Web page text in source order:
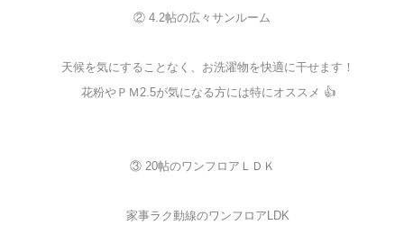
② 4.2帖の広々サンルーム
天候を気にすることなく、お洗濯物を快適に干せます！
花粉やＰＭ2.5が気になる方には特にオススメ 👍
③ 20帖のワンフロアＬＤＫ
家事ラク動線のワンフロアLDK